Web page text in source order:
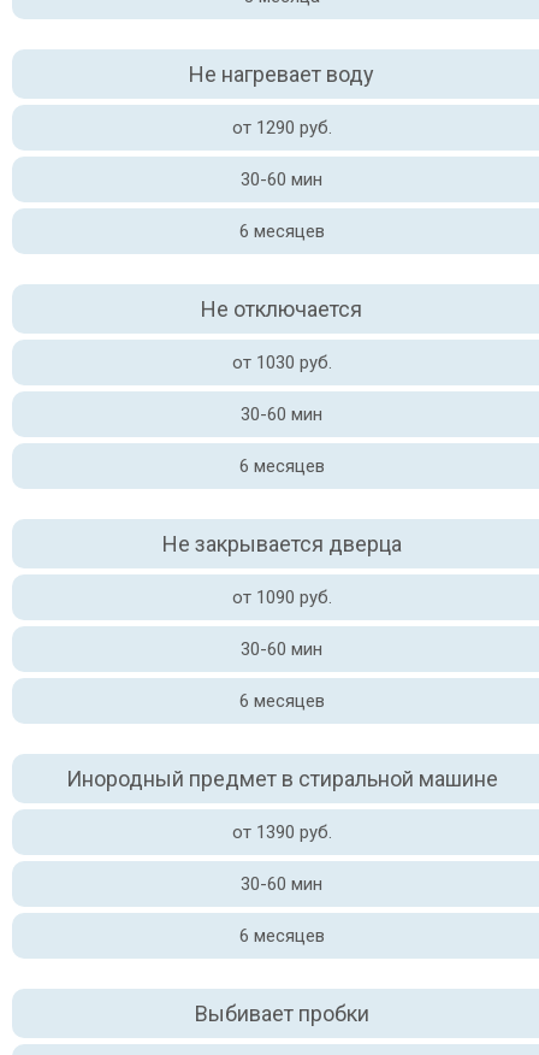
Не нагревает воду
от 1290 руб.
30-60 мин
6 месяцев
Не отключается
от 1030 руб.
30-60 мин
6 месяцев
Не закрывается дверца
от 1090 руб.
30-60 мин
6 месяцев
Инородный предмет в стиральной машине
от 1390 руб.
30-60 мин
6 месяцев
Выбивает пробки